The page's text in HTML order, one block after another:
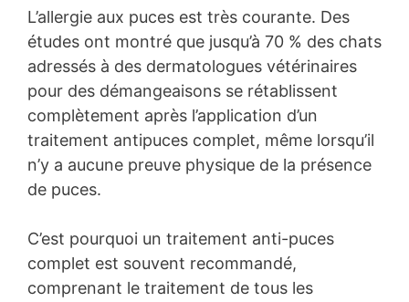
L’allergie aux puces est très courante. Des
études ont montré que jusqu’à 70 % des chats
adressés à des dermatologues vétérinaires
pour des démangeaisons se rétablissent
complètement après l’application d’un
traitement antipuces complet, même lorsqu’il
n’y a aucune preuve physique de la présence
de puces.
C’est pourquoi un traitement anti-puces
complet est souvent recommandé,
comprenant le traitement de tous les